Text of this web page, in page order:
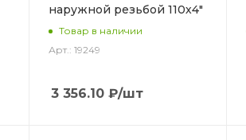
наружной резьбой 110х4"
Товар в наличии
Арт.: 19249
3 356.10₽/шт